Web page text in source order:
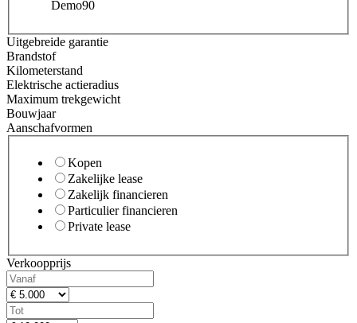
Demo90
Uitgebreide garantie
Brandstof
Kilometerstand
Elektrische actieradius
Maximum trekgewicht
Bouwjaar
Aanschafvormen
Kopen
Zakelijke lease
Zakelijk financieren
Particulier financieren
Private lease
Verkoopprijs